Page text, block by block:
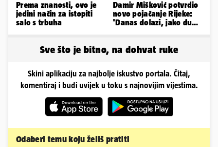
Prema znanosti, ovo je
jedini način za istopiti
salo s trbuha
Damir Mišković potvrdio
novo pojačanje Rijeke:
'Danas dolazi, jako dugo
Sve što je bitno, na dohvat ruke
Skini aplikaciju za najbolje iskustvo portala. Čitaj,
komentiraj i budi uvijek u toku s najnovijim vijestima.
Odaberi temu koju želiš pratiti